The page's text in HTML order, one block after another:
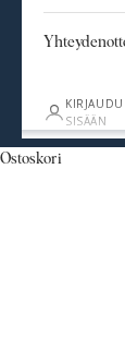
KIRJAUDU
SISÄÄN
Ostoskori